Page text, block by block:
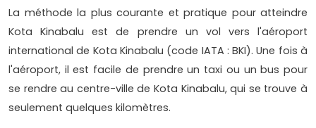
La méthode la plus courante et pratique pour atteindre
Kota Kinabalu est de prendre un vol vers l'aéroport
international de Kota Kinabalu (code IATA : BKI). Une fois à
l'aéroport, il est facile de prendre un taxi ou un bus pour
se rendre au centre-ville de Kota Kinabalu, qui se trouve à
seulement quelques kilomètres.